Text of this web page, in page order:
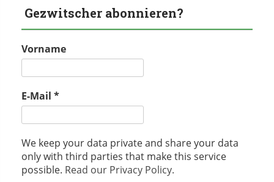
Gezwitscher abonnieren?
Vorname
E-Mail *
We keep your data private and share your data
only with third parties that make this service
possible. Read our Privacy Policy.